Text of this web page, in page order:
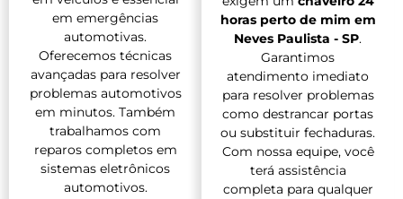
em emergências
automotivas.
Oferecemos técnicas
avançadas para resolver
problemas automotivos
em minutos. Também
trabalhamos com
reparos completos em
sistemas eletrônicos
automotivos.
horas perto de mim em
Neves Paulista - SP.
Garantimos
atendimento imediato
para resolver problemas
como destrancar portas
ou substituir fechaduras.
Com nossa equipe, você
terá assistência
completa para qualquer